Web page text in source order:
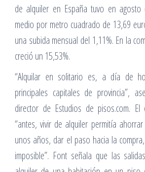
de alquiler en España tuvo en
medio por metro cuadrado de 13,69
una subida mensual del 1,11%. En la
creció un 15,53%.
“Alquilar en solitario es, a día de
principales capitales de provincia”,
director de Estudios de pisos.com. El
“antes, vivir de alquiler permitía
unos años, dar el paso hacia la
imposible”. Font señala que las